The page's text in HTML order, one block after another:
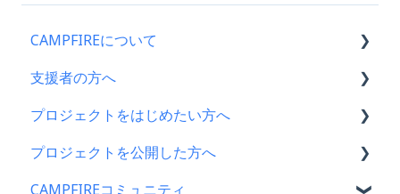
CAMPFIREについて
CAMPFIRE各種制度の規約について
CAMPFIREふるさと納税について
はじめての方へ
登録情報に関するよくある質問
支援者の方へ
支援に関するよくある質問
支援をした後に
キャリア決済
プロジェクトをはじめたい方へ
プロジェクトをはじめる前に
プロジェクト作成時によくある質問
プロジェクトを公開した方へ
支援金の振込について
CAMPFIREコミュニティ